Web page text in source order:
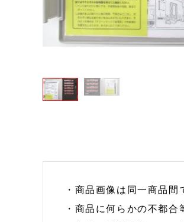
・商品画像は同一商品
・商品に何らかの不都